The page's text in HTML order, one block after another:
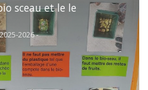
sceau et le le
2026 -